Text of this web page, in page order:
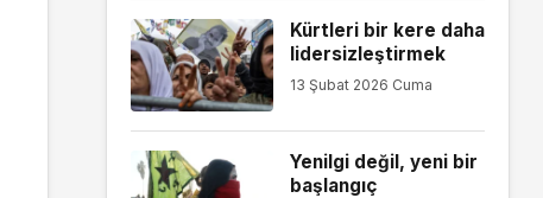
Kürtleri bir kere daha
lidersizleştirmek
13 Şubat 2026 Cuma
Yenilgi değil, yeni bir
başlangıç